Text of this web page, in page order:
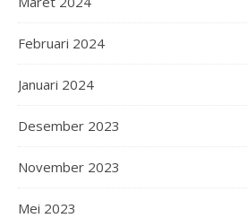
Februari 2024
Januari 2024
Desember 2023
November 2023
Mei 2023